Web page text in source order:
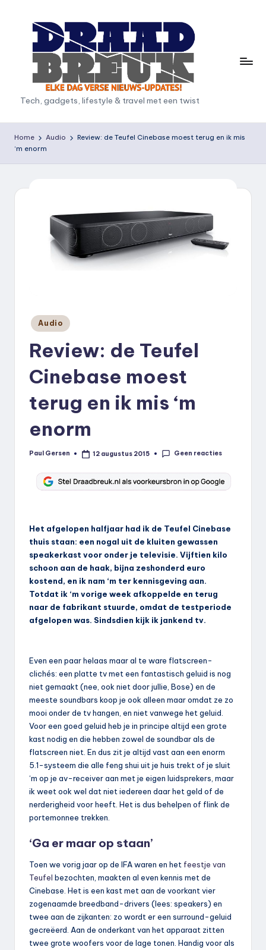
D
r
a
a
Tech, gadgets, lifestyle & travel met een twist
Home Audio
Review: de Teufel Cinebase moest terug en ik mis
‘m enorm
Geplaatst
in
Audio
Review: de Teufel
Cinebase moest
terug en ik mis ‘m
enorm
Geplaatst
Paul Gersen 12 augustus 2015 Geen reacties
Het afgelopen halfjaar had ik de Teufel Cinebase
thuis staan: een nogal uit de kluiten gewassen
speakerkast voor onder je televisie. Vijftien kilo
schoon aan de haak, bijna zeshonderd euro
kostend, en ik nam ‘m ter kennisgeving aan.
Totdat ik ‘m vorige week afkoppelde en terug
naar de fabrikant stuurde, omdat de testperiode
afgelopen was. Sindsdien kijk ik jankend tv.
Even een paar helaas maar al te ware flatscreen-
clichés: een platte tv met een fantastisch geluid is nog
niet gemaakt (nee, ook niet door jullie, Bose) en de
meeste soundbars koop je ook alleen maar omdat ze zo
mooi onder de tv hangen, en niet vanwege het geluid.
Voor een goed geluid heb je in principe altijd een grote
kast nodig en die hebben zowel de soundbar als de
flatscreen niet. En dus zit je altijd vast aan een enorm
5.1-systeem die alle feng shui uit je huis trekt of je sluit
‘m op je av-receiver aan met je eigen luidsprekers, maar
ik weet ook wel dat niet iedereen daar het geld of de
nerderigheid voor heeft. Het is dus behelpen of flink de
portemonnee trekken.
‘Ga er maar op staan’
Toen we vorig jaar op de IFA waren en het feestje van
Teufel bezochten, maakten al even kennis met de
Cinebase. Het is een kast met aan de voorkant vier
zogenaamde breedband-drivers (lees: speakers) en
twee aan de zijkanten: zo wordt er een surround-geluid
gecreëerd. Aan de onderkant van het apparaat zitten
twee grote woofers voor de lage tonen. Handig voor als